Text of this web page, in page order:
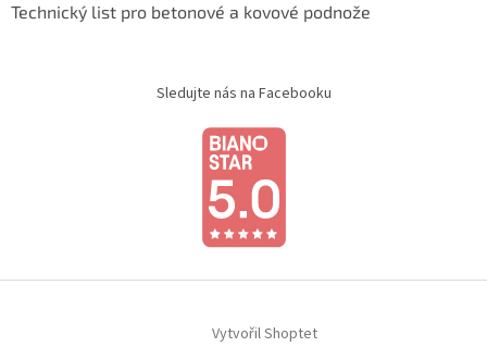
Technický list pro betonové a kovové podnože
Sledujte nás na Facebooku
Vytvořil Shoptet